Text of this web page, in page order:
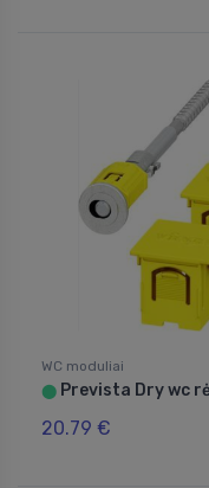
WC moduliai
⬤ Prevista Dry wc
20.79 €